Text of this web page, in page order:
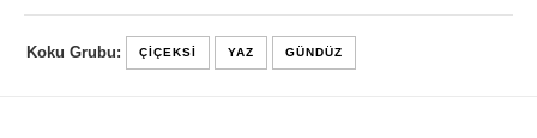
Koku Grubu: ÇIÇEKSI YAZ GÜNDÜZ